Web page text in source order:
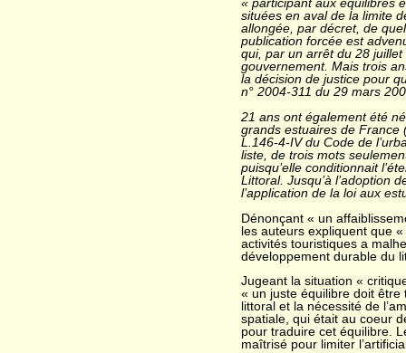
« participant aux équilibres
situées en aval de la limite
allongée, par décret, de
publication forcée est
qui, par un arrêt du 28 juillet
gouvernement. Mais trois
la décision de justice pour
n° 2004-311 du 29 mars
21 ans ont également été
grands estuaires de France
L.146-4-IV du Code de
liste, de trois mots
puisqu’elle conditionnait
Littoral. Jusqu’à l’adoption
l’application de la loi aux
Dénonçant « un
les auteurs expliquent que
activités touristiques a
développement durable du
Jugeant la situation «
« un juste équilibre doit
littoral et la nécessité de
spatiale, qui était au coeur
pour traduire cet équilibre.
maîtrisé pour limiter